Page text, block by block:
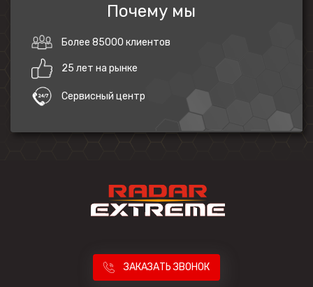
Почему мы
Более 85000 клиентов
25 лет на рынке
Сервисный центр
ЗАКАЗАТЬ ЗВОНОК